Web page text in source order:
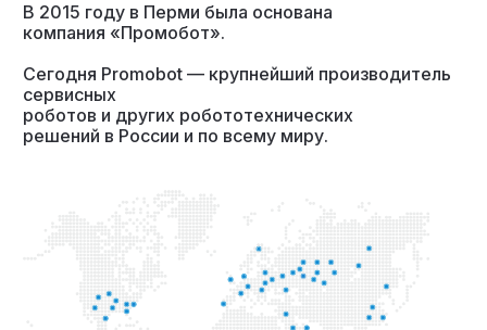
В 2015 году в Перми была основана
компания «Промобот».
Сегодня Promobot — крупнейший производитель
сервисных
роботов и других робототехнических
решений в России и по всему миру.